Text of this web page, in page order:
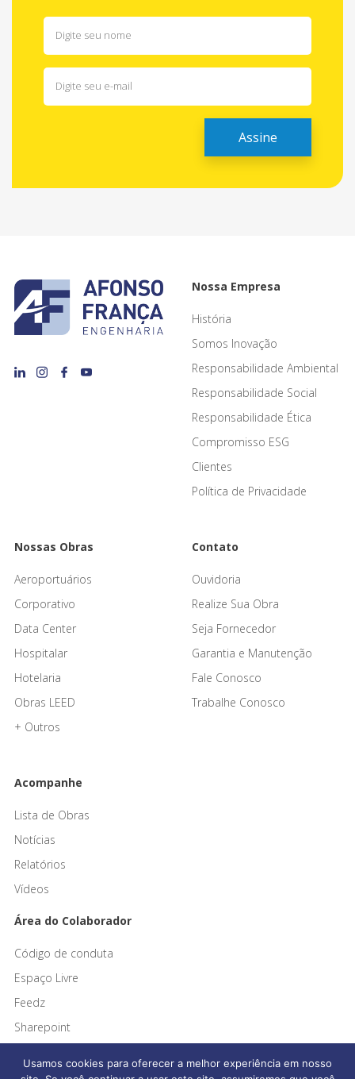
Nossa Empresa
História
Somos Inovação
Responsabilidade Ambiental
Responsabilidade Social
Responsabilidade Ética
Compromisso ESG
Clientes
Política de Privacidade
Nossas Obras
Aeroportuários
Corporativo
Data Center
Hospitalar
Hotelaria
Obras LEED
+ Outros
Contato
Ouvidoria
Realize Sua Obra
Seja Fornecedor
Garantia e Manutenção
Fale Conosco
Trabalhe Conosco
Acompanhe
Lista de Obras
Notícias
Relatórios
Vídeos
Área do Colaborador
Código de conduta
Espaço Livre
Feedz
Sharepoint
Usamos cookies para oferecer a melhor experiência em nosso